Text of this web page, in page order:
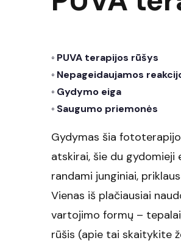
PUVA terapijos rūšys
Nepageidaujamos
Gydymo eiga
Saugumo priemonės
Gydymas šia
atskirai, šie du gydomieji
randami junginiai,
Vienas iš plačiausiai
vartojimo formų –
rūšis (apie tai skaitykite